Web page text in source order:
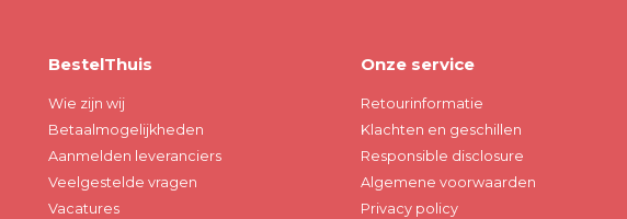
BestelThuis
Wie zijn wij
Betaalmogelijkheden
Aanmelden leveranciers
Veelgestelde vragen
Vacatures
Onze service
Retourinformatie
Klachten en geschillen
Responsible disclosure
Algemene voorwaarden
Privacy policy